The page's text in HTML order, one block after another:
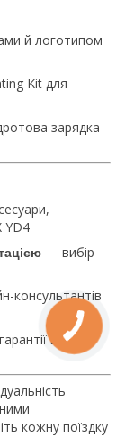
й логотипом
Kit для
зарядка
YD4
— вибір
консультантів
від
кожну поїздку